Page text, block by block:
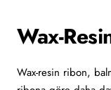
Wax-
Wax-resin ribon,